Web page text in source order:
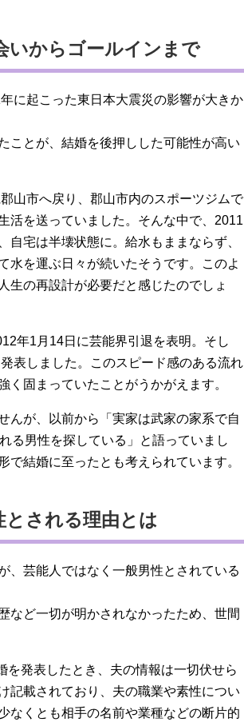
いからゴールインまで
に起こった東日本大震災の影響が大きか
ことが、結婚を後押しした可能性が高い
山市へ戻り、郡山市内のスポーツジムで
活を送っていました。そんな中で、2011
宅は半壊状態に。給水もままならず、
水を運ぶ日々が続いたそうです。このよ
生の再設計が必要だと感じたのでしょ
年1月14日に芸能界引退を表明。そし
表しました。このスピード感のある流れ
固まっていたことがうかがえます。
んが、以前から「実家は武家の家系で自
る男性を探している」と語っていまし
結婚に至ったとも考えられています。
とされる理由とは
、芸能人ではなく一般男性とされている
など一切が明かされなかったため、世間
発表したとき、夫の情報は一切伏せら
記載されており、夫の職業や素性につい
なくとも相手の名前や業種などの断片的